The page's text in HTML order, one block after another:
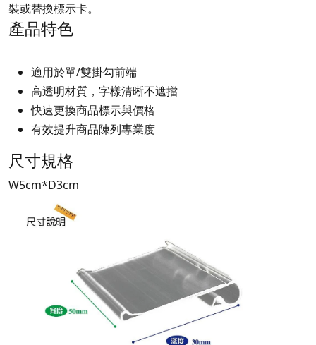
裝或替換標示卡。
產品特色
適用於單/雙掛勾前端
高透明材質，字樣清晰不遮擋
快速更換商品標示與價格
有效提升商品陳列專業度
尺寸規格
W5cm*D3cm